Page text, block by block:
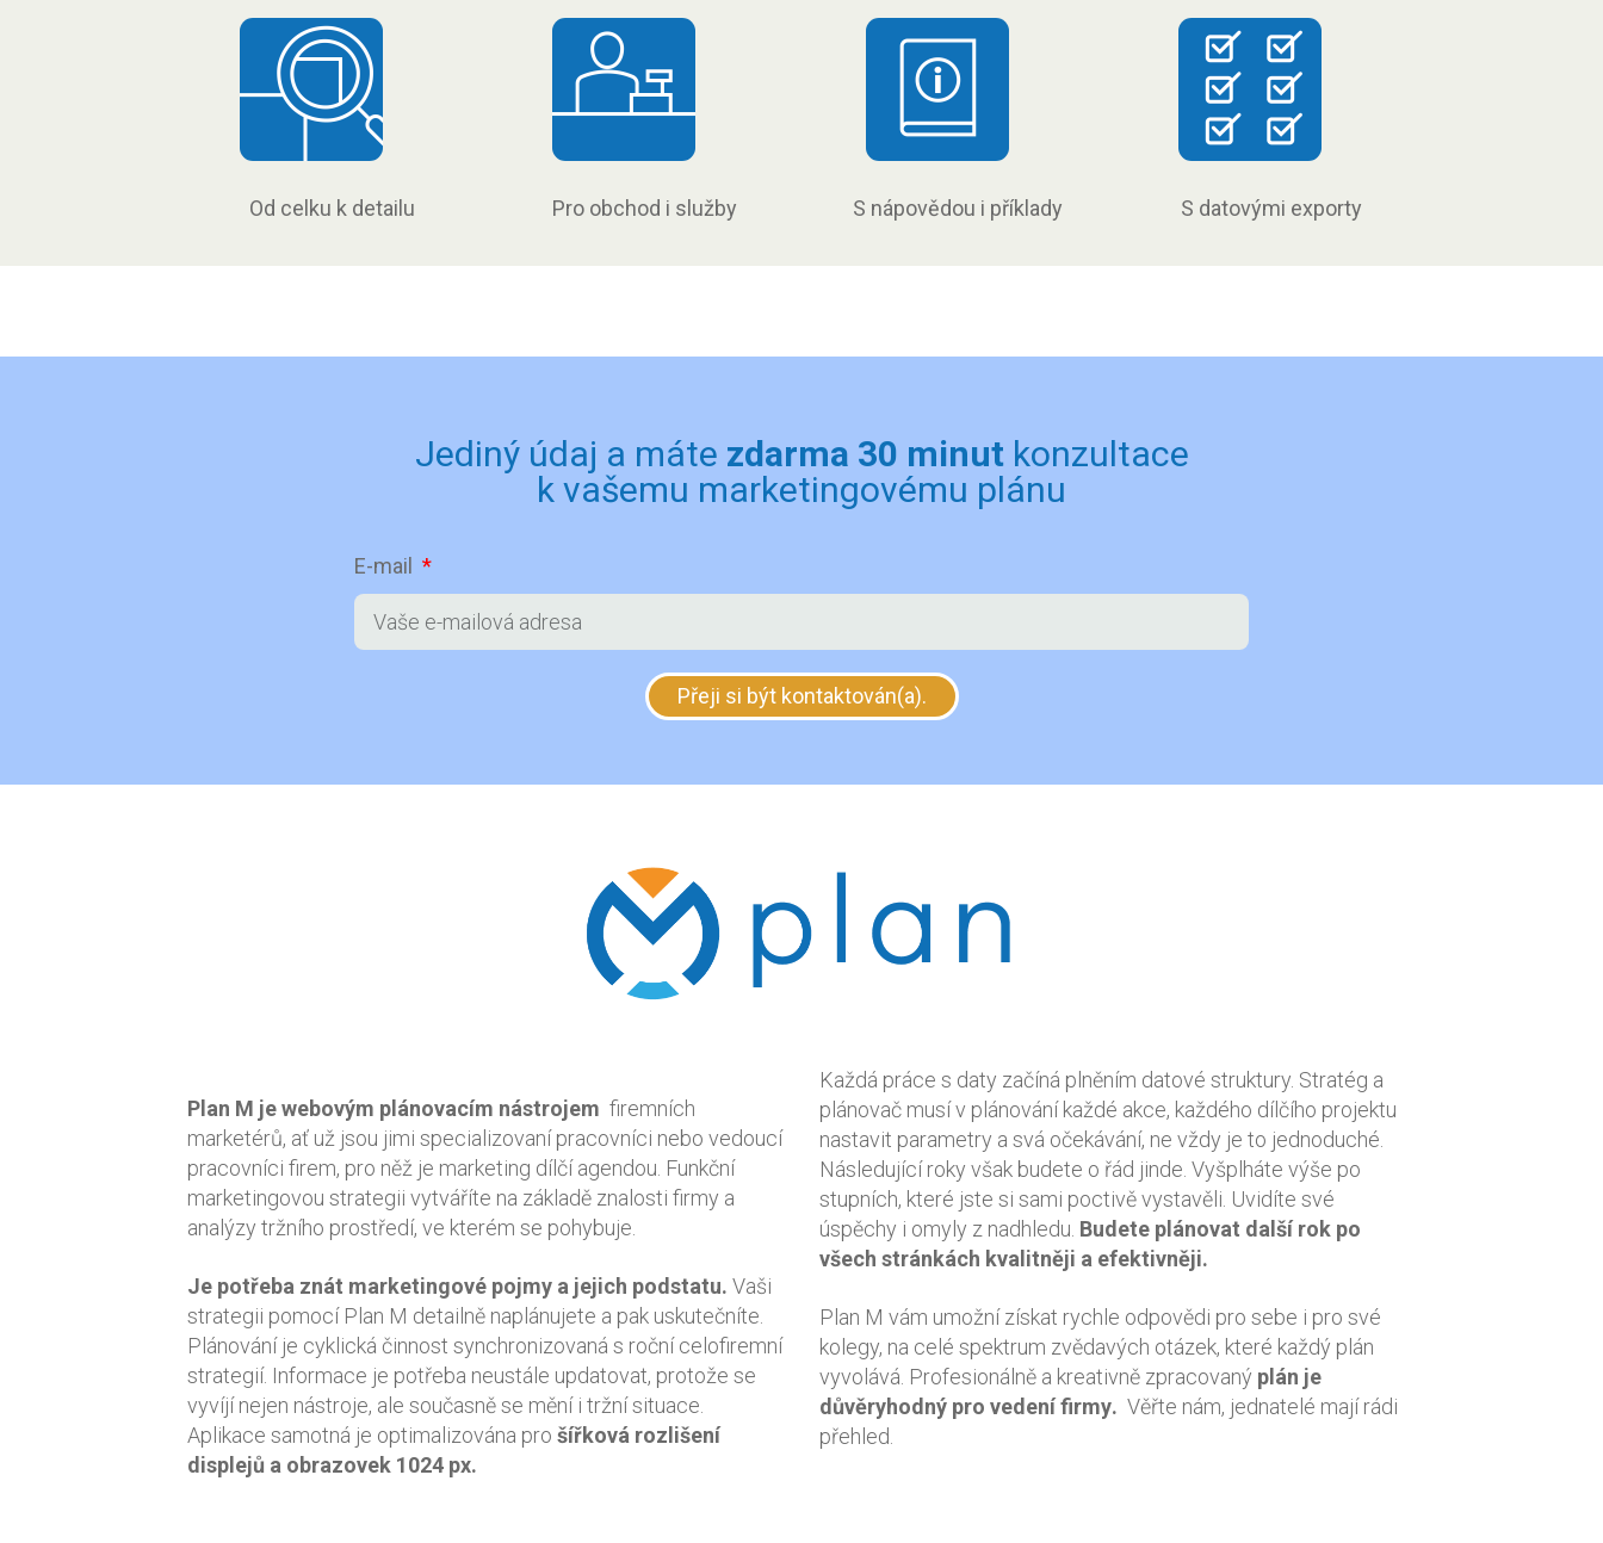
Od celku k detailu Pro obchod i služby S nápovědou i příklady S datovými exporty
Jediný údaj a máte zdarma 30 minutkonzultace
k vašemu marketingovému plánu
E-mail
Přeji si být kontaktován(a).
Plan M je webovým plánovacím nástrojem firemních
marketérů, ať už jsou jimi specializovaní pracovníci nebo vedoucí
pracovníci firem, pro něž je marketing dílčí agendou. Funkční
marketingovou strategii vytváříte na základě znalosti firmy a
analýzy tržního prostředí, ve kterém se pohybuje.
Je potřeba znát marketingové pojmy a jejich podstatu. Vaši
strategii pomocí Plan M detailně naplánujete a pak uskutečníte.
Plánování je cyklická činnost synchronizovaná s roční celofiremní
strategií. Informace je potřeba neustále updatovat, protože se
vyvíjí nejen nástroje, ale současně se mění i tržní situace.
Aplikace samotná je optimalizována pro šířková rozlišení
displejů a obrazovek 1024 px.
Každá práce s daty začíná plněním datové struktury. Stratég a
plánovač musí v plánování každé akce, každého dílčího projektu
nastavit parametry a svá očekávání, ne vždy je to jednoduché.
Následující roky však budete o řád jinde. Vyšplháte výše po
stupních, které jste si sami poctivě vystavěli. Uvidíte své
úspěchy i omyly z nadhledu. Budete plánovat další rok po
všech stránkách kvalitněji a efektivněji.
Plan M vám umožní získat rychle odpovědi pro sebe i pro své
kolegy, na celé spektrum zvědavých otázek, které každý plán
vyvolává. Profesionálně a kreativně zpracovaný plán je
důvěryhodný pro vedení firmy.Věřte nám, jednatelé mají rádi
přehled.